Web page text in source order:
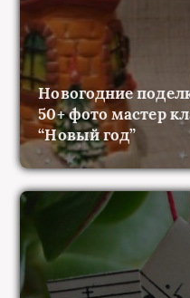
Новогодние
50+ фото мастер
“Новый год”